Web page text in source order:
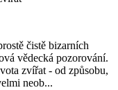
čistě bizarních
vědecká pozorování.
zvířat - od způsobu,
neob...